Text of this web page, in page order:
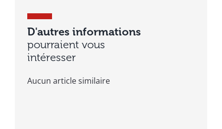
D'autres informations
pourraient vous
intéresser
Aucun article similaire